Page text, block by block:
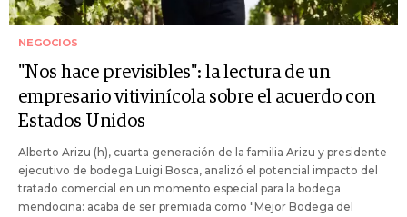
NEGOCIOS
"Nos hace previsibles": la lectura de un
empresario vitivinícola sobre el acuerdo con
Estados Unidos
Alberto Arizu (h), cuarta generación de la familia Arizu y presidente
ejecutivo de bodega Luigi Bosca, analizó el potencial impacto del
tratado comercial en un momento especial para la bodega
mendocina: acaba de ser premiada como "Mejor Bodega del